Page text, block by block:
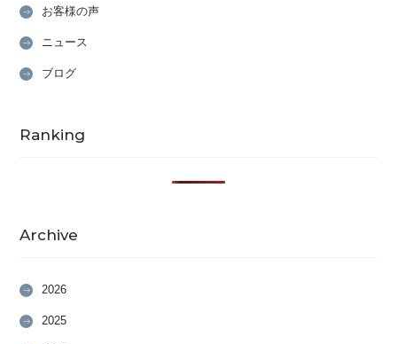
お客様の声
ニュース
ブログ
Ranking
Archive
2026
2025